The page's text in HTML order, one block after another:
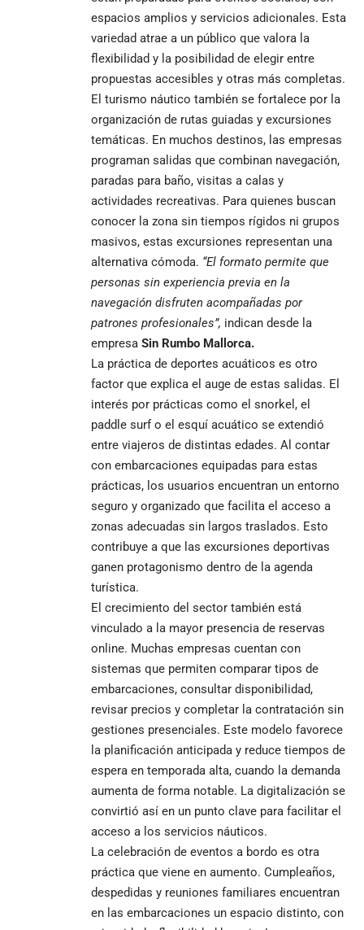
espacios amplios y servicios adicionales. Esta
variedad atrae a un público que valora la
flexibilidad y la posibilidad de elegir entre
propuestas accesibles y otras más completas.
El turismo náutico también se fortalece por la
organización de rutas guiadas y excursiones
temáticas. En muchos destinos, las empresas
programan salidas que combinan navegación,
paradas para baño, visitas a calas y
actividades recreativas. Para quienes buscan
conocer la zona sin tiempos rígidos ni grupos
masivos, estas excursiones representan una
alternativa cómoda. “El formato permite que
personas sin experiencia previa en la
navegación disfruten acompañadas por
patrones profesionales”, indican desde la
empresa Sin Rumbo Mallorca.
La práctica de deportes acuáticos es otro
factor que explica el auge de estas salidas. El
interés por prácticas como el snorkel, el
paddle surf o el esquí acuático se extendió
entre viajeros de distintas edades. Al contar
con embarcaciones equipadas para estas
prácticas, los usuarios encuentran un entorno
seguro y organizado que facilita el acceso a
zonas adecuadas sin largos traslados. Esto
contribuye a que las excursiones deportivas
ganen protagonismo dentro de la agenda
turística.
El crecimiento del sector también está
vinculado a la mayor presencia de reservas
online. Muchas empresas cuentan con
sistemas que permiten comparar tipos de
embarcaciones, consultar disponibilidad,
revisar precios y completar la contratación sin
gestiones presenciales. Este modelo favorece
la planificación anticipada y reduce tiempos de
espera en temporada alta, cuando la demanda
aumenta de forma notable. La digitalización se
convirtió así en un punto clave para facilitar el
acceso a los servicios náuticos.
La celebración de eventos a bordo es otra
práctica que viene en aumento. Cumpleaños,
despedidas y reuniones familiares encuentran
en las embarcaciones un espacio distinto, con